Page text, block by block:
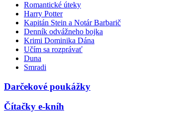
Romantické úteky
Harry Potter
Kapitán Stein a Notár Barbarič
Denník odvážneho bojka
Krimi Dominika Dána
Učím sa rozprávať
Duna
Smradi
Darčekové poukážky
Čítačky e-kníh